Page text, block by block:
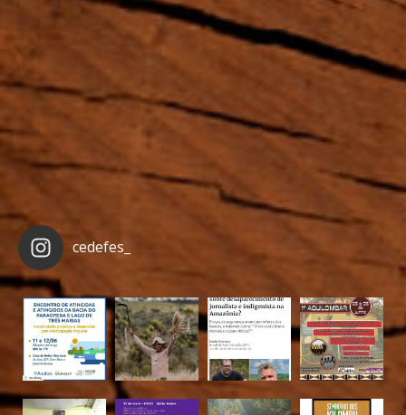
cedefes_